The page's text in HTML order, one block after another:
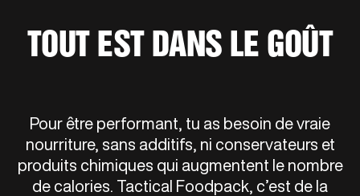
TOUT EST DANS LE GOÛT
Pour être performant, tu as besoin de vraie
nourriture, sans additifs, ni conservateurs et
produits chimiques qui augmentent le nombre
de calories. Tactical Foodpack, c’est de la